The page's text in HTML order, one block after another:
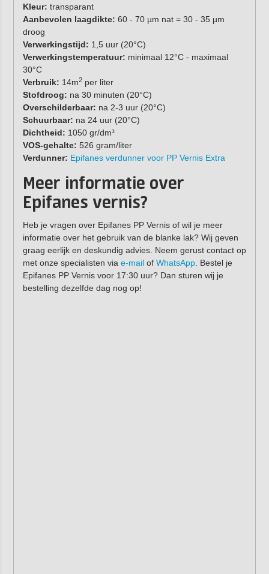
Kleur: transparant
Aanbevolen laagdikte: 60 - 70 µm nat = 30 - 35 µm
droog
Verwerkingstijd: 1,5 uur (20°C)
Verwerkingstemperatuur: minimaal 12°C - maximaal
30°C
Verbruik: 14m2per liter
Stofdroog: na 30 minuten (20°C)
Overschilderbaar: na 2-3 uur (20°C)
Schuurbaar: na 24 uur (20°C)
Dichtheid: 1050 gr/dm³
VOS-gehalte: 526 gram/liter
Verdunner: Epifanes verdunner voor PP Vernis Extra
Meer informatie over
Epifanes vernis?
Heb je vragen over Epifanes PP Vernis of wil je meer
informatie over het gebruik van de blanke lak? Wij geven
graag eerlijk en deskundig advies. Neem gerust contact op
met onze specialisten via e-mailof WhatsApp. Bestel je
Epifanes PP Vernis voor 17:30 uur? Dan sturen wij je
bestelling dezelfde dag nog op!